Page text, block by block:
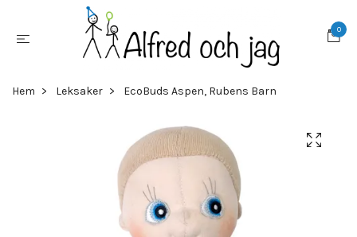
0
Hem Leksaker EcoBuds Aspen, Rubens Barn